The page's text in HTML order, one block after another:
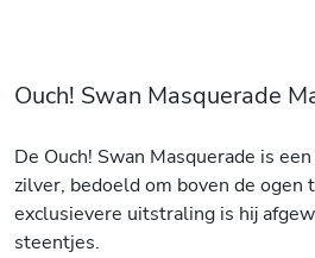
Ouch! Swan Masquerade
De Ouch! Swan Masquerade is
zilver, bedoeld om boven de ogen
exclusievere uitstraling is hij
steentjes.